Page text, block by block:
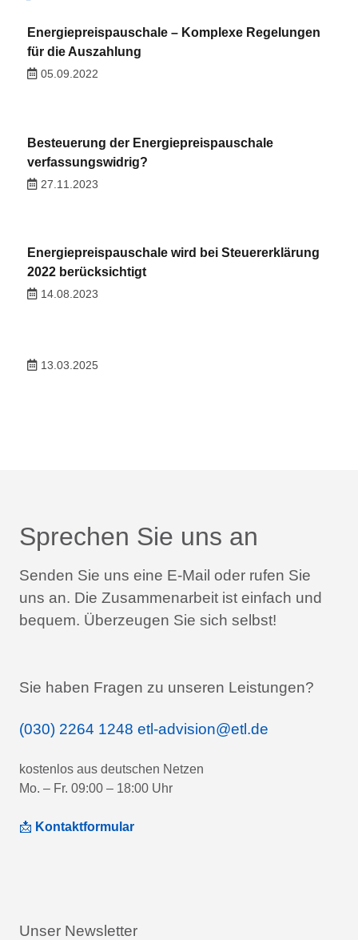
Energiepreispauschale – Komplexe Regelungen
für die Auszahlung
05.09.2022
Besteuerung der Energiepreispauschale
verfassungswidrig?
27.11.2023
Energiepreispauschale wird bei Steuererklärung
2022 berücksichtigt
14.08.2023
13.03.2025
Sprechen Sie uns an
Senden Sie uns eine E-Mail oder rufen Sie
uns an. Die Zusammenarbeit ist einfach und
bequem. Überzeugen Sie sich selbst!
Sie haben Fragen zu unseren Leistungen?
(030) 2264 1248 etl-advision@etl.de
kostenlos aus deutschen Netzen
Mo. – Fr. 09:00 – 18:00 Uhr
📩 Kontaktformular
Unser Newsletter